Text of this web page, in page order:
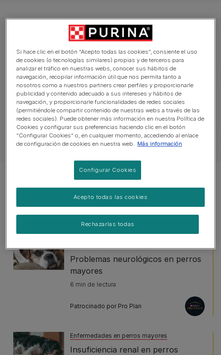
Explorar los consejos para perros
senior
Cuidados Comportamiento
Artículos sobre perros
Mostrando 5 de 5 artículos
Artículos más vistos
Problemas neurológicos en perros
mayores
6 min de lectura
Patrocinado por Pro Plan
Enfermedades en perros mayores
Insuficiencia renal en perros
Si hace clic en el botón “Acepto todas las cookies”, consiente el uso
de cookies (o tecnologías similares) propias y de terceros para
analizar el tráfico en nuestras webs, conocer sus hábitos de
navegación, recopilar información útil que nos permita tanto a
nosotros como a nuestros partners crear perfiles y proporcionarle
publicidad y contenido adecuado a sus intereses y hábitos de
navegación, y proporcionarle funcionalidades de redes sociales
(permitiéndole compartir contenido de nuestras webs a través de las
redes sociales). Puede obtener más información en nuestra Política de
Cookies y configurar sus preferencias haciendo clic en el botón
“Configurar Cookies” o, en cualquier momento, accediendo al enlace
de configuración de cookies en nuestra web. Más información
Configurar Cookies
Rechazarlas todas
Acepto todas las cookies